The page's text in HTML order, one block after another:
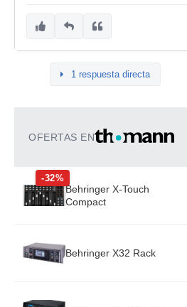
1 respuesta directa
OFERTAS EN
-32%
Behringer X-Touch
Compact
Behringer X32 Rack